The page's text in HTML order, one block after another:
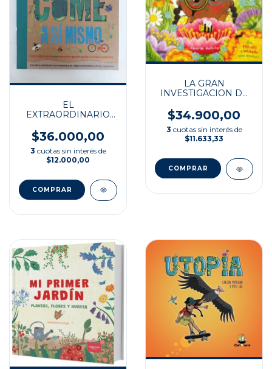
EL
EXTRAORDINARIO
A SÍ MISMO
$36.000,00
3 cuotas sin interés de
$12.000,00
LA GRAN
INVESTIGACION DE
$34.900,00
3 cuotas sin interés de
$11.633,33